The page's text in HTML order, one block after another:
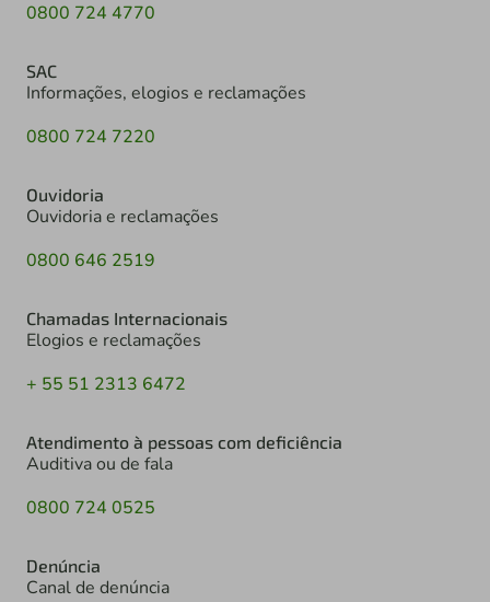
0800 724 4770
SAC
Informações, elogios e reclamações
0800 724 7220
Ouvidoria
Ouvidoria e reclamações
0800 646 2519
Chamadas Internacionais
Elogios e reclamações
+ 55 51 2313 6472
Atendimento à pessoas com deficiência
Auditiva ou de fala
0800 724 0525
Denúncia
Canal de denúncia